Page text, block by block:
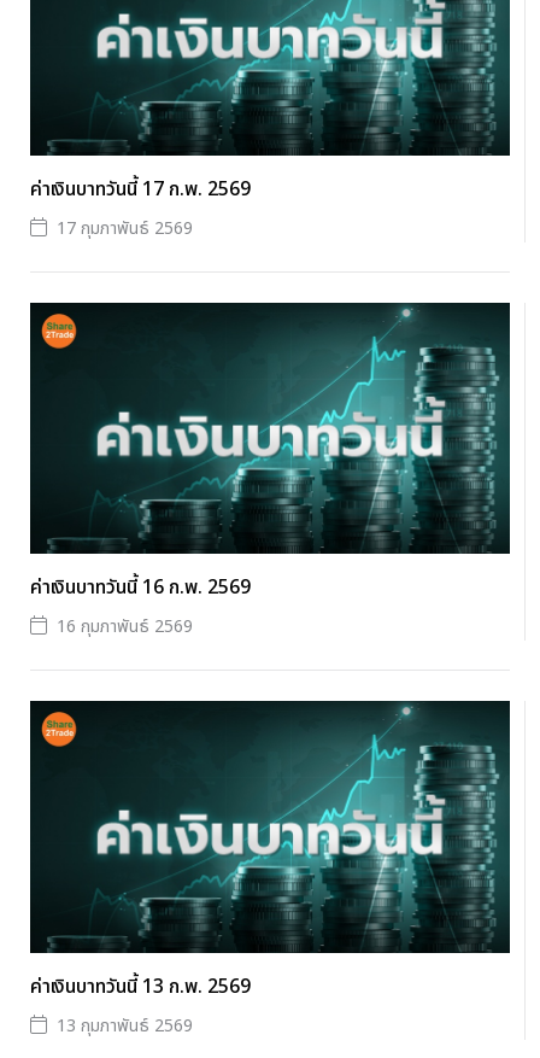
ค่าเงินบาทวันนี้ 17 ก.พ. 2569
17 กุมภาพันธ์ 2569
ค่าเงินบาทวันนี้ 16 ก.พ. 2569
16 กุมภาพันธ์ 2569
ค่าเงินบาทวันนี้ 13 ก.พ. 2569
13 กุมภาพันธ์ 2569